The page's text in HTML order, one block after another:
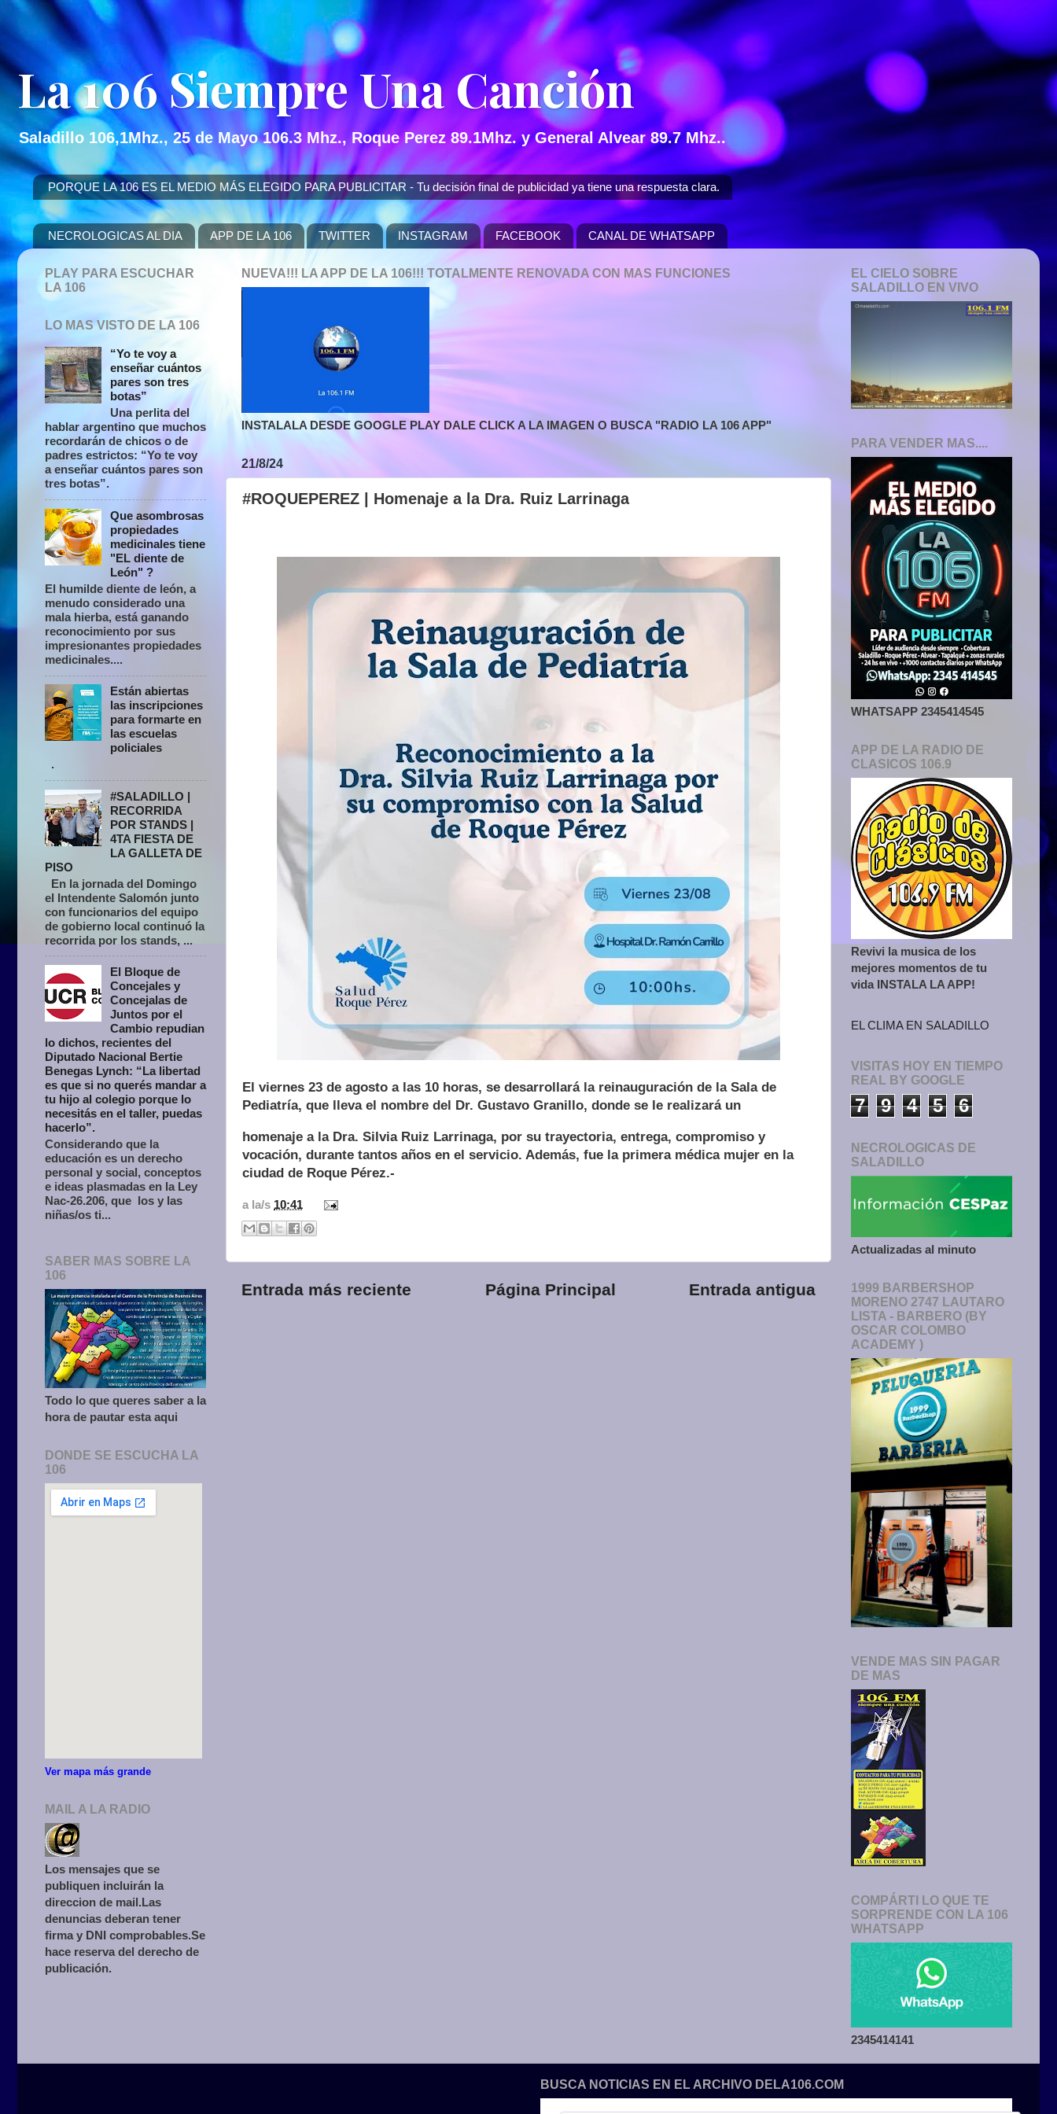
La 106 Siempre Una Canción
Saladillo 106,1Mhz., 25 de Mayo 106.3 Mhz., Roque Perez 89.1Mhz. y General Alvear 89.7 Mhz..
PORQUE LA 106 ES EL MEDIO MÁS ELEGIDO PARA PUBLICITAR - Tu decisión final de publicidad ya tiene una respuesta clara.
NECROLOGICAS AL DIA APP DE LA 106 TWITTER INSTAGRAM FACEBOOK CANAL DE WHATSAPP
NUEVA!!! LA APP DE LA 106!!! TOTALMENTE RENOVADA CON MAS FUNCIONES
INSTALALA DESDE GOOGLE PLAY DALE CLICK A LA IMAGEN O BUSCA "RADIO LA 106 APP"
21/8/24
#ROQUEPEREZ | Homenaje a la Dra. Ruiz Larrinaga
El viernes 23 de agosto a las 10 horas, se desarrollará la reinauguración de la Sala de
Pediatría, que lleva el nombre del Dr. Gustavo Granillo, donde se le realizará un
homenaje a la Dra. Silvia Ruiz Larrinaga, por su trayectoria, entrega, compromiso y
vocación, durante tantos años en el servicio. Además, fue la primera médica mujer en la
ciudad de Roque Pérez.-
a la/s 10:41
Entrada más reciente Entrada antigua
Página Principal
PLAY PARA ESCUCHAR
LA 106
LO MAS VISTO DE LA 106
“Yo te voy a
enseñar cuántos
pares son tres
botas”
Una perlita del
hablar argentino que muchos
recordarán de chicos o de
padres estrictos: “Yo te voy
a enseñar cuántos pares son
tres botas”.
Que asombrosas
propiedades
medicinales tiene
"EL diente de
León" ?
El humilde diente de león, a
menudo considerado una
mala hierba, está ganando
reconocimiento por sus
impresionantes propiedades
medicinales....
Están abiertas
las inscripciones
para formarte en
las escuelas
policiales
.
#SALADILLO |
RECORRIDA
POR STANDS |
4TA FIESTA DE
LA GALLETA DE
PISO
En la jornada del Domingo
el Intendente Salomón junto
con funcionarios del equipo
de gobierno local continuó la
recorrida por los stands, ...
El Bloque de
Concejales y
Concejalas de
Juntos por el
Cambio repudian
lo dichos, recientes del
Diputado Nacional Bertie
Benegas Lynch: “La libertad
es que si no querés mandar a
tu hijo al colegio porque lo
necesitás en el taller, puedas
hacerlo”.
Considerando que la
educación es un derecho
personal y social, conceptos
e ideas plasmadas en la Ley
Nac-26.206, que los y las
niñas/os ti...
SABER MAS SOBRE LA
106
Todo lo que queres saber a la
hora de pautar esta aqui
DONDE SE ESCUCHA LA
106
Ver mapa más grande
MAIL A LA RADIO
Los mensajes que se
publiquen incluirán la
direccion de mail.Las
denuncias deberan tener
firma y DNI comprobables.Se
hace reserva del derecho de
publicación.
EL CIELO SOBRE
SALADILLO EN VIVO
PARA VENDER MAS....
WHATSAPP 2345414545
APP DE LA RADIO DE
CLASICOS 106.9
Revivi la musica de los
mejores momentos de tu
vida INSTALA LA APP!
EL CLIMA EN SALADILLO
VISITAS HOY EN TIEMPO
REAL BY GOOGLE
7 9 4 5 6
NECROLOGICAS DE
SALADILLO
Actualizadas al minuto
1999 BARBERSHOP
MORENO 2747 LAUTARO
LISTA - BARBERO (BY
OSCAR COLOMBO
ACADEMY )
VENDE MAS SIN PAGAR
DE MAS
COMPÁRTI LO QUE TE
SORPRENDE CON LA 106
WHATSAPP
2345414141
BUSCA NOTICIAS EN EL ARCHIVO DELA106.COM